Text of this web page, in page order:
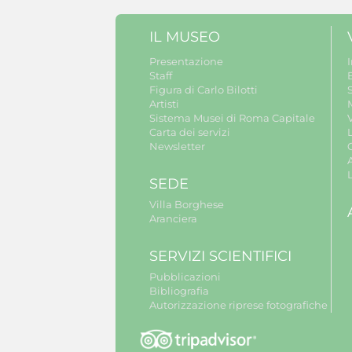
IL MUSEO
Presentazione
Staff
Figura di Carlo Bilotti
Artisti
Sistema Musei di Roma Capitale
Carta dei servizi
Newsletter
SEDE
Villa Borghese
Aranciera
SERVIZI SCIENTIFICI
Pubblicazioni
Bibliografia
Autorizzazione riprese fotografiche